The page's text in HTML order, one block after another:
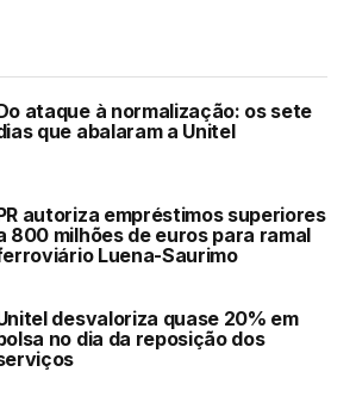
ataque à normalização: os sete
que abalaram a Unitel
autoriza empréstimos superiores
800 milhões de euros para ramal
Luena-Saurimo
desvaloriza quase 20% em
no dia da reposição dos